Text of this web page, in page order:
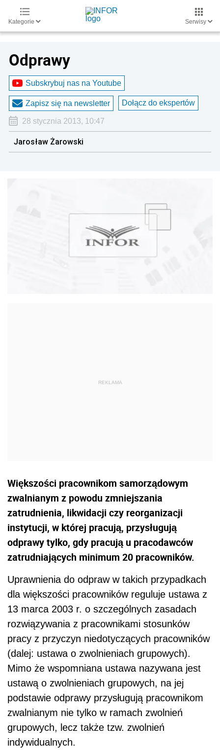
Kategorie Serwisy
Odprawy
Subskrybuj nas na Youtube
Zapisz się na newsletter Dołącz do ekspertów
28 stycznia 2013, 10:47
Jarosław Żarowski
Większości pracownikom samorządowym
zwalnianym z powodu zmniejszania
zatrudnienia, likwidacji czy reorganizacji
instytucji, w której pracują, przysługują
odprawy tylko, gdy pracują u pracodawców
zatrudniających minimum 20 pracowników.
Uprawnienia do odpraw w takich przypadkach
dla większości pracowników reguluje ustawa z
13 marca 2003 r. o szczególnych zasadach
rozwiązywania z pracownikami stosunków
pracy z przyczyn niedotyczących pracowników
(dalej: ustawa o zwolnieniach grupowych).
Mimo że wspomniana ustawa nazywana jest
ustawą o zwolnieniach grupowych, na jej
podstawie odprawy przysługują pracownikom
zwalnianym nie tylko w ramach zwolnień
grupowych, lecz także tzw. zwolnień
indywidualnych.